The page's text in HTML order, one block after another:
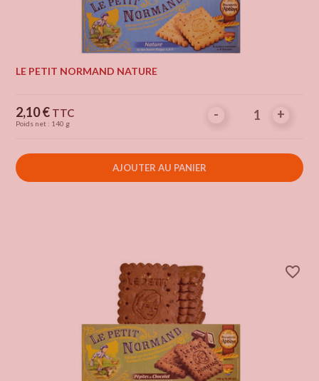
LE PETIT NORMAND NATURE
Prix
2,10 € TTC
Poids net : 140 g
- +
- +
AJOUTER AU PANIER
favorite_border